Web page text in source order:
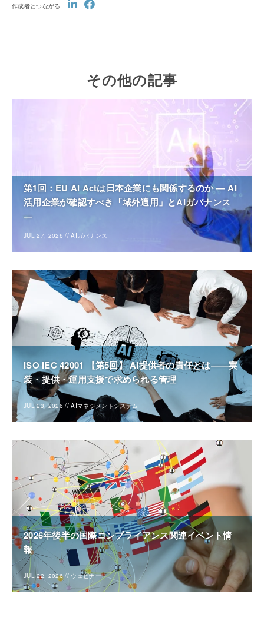
作成者とつながる
その他の記事
第1回：EU AI Actは日本企業にも関係するのか ― AI
活用企業が確認すべき「域外適用」とAIガバナンス
―
JUL 27, 2026 //AIガバナンス
ISO IEC 42001 【第5回】 AI提供者の責任とは――実
装・提供・運用支援で求められる管理
JUL 23, 2026 //AIマネジメントシステム
2026年後半の国際コンプライアンス関連イベント情
報
JUL 22, 2026 // ウェビナー